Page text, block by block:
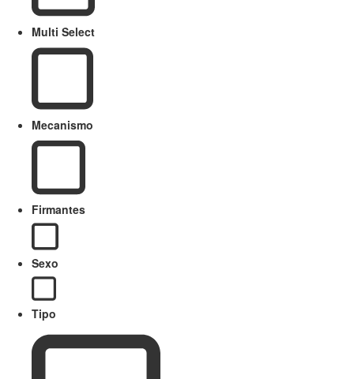
Multi Select
Mecanismo
Firmantes
Sexo
Tipo